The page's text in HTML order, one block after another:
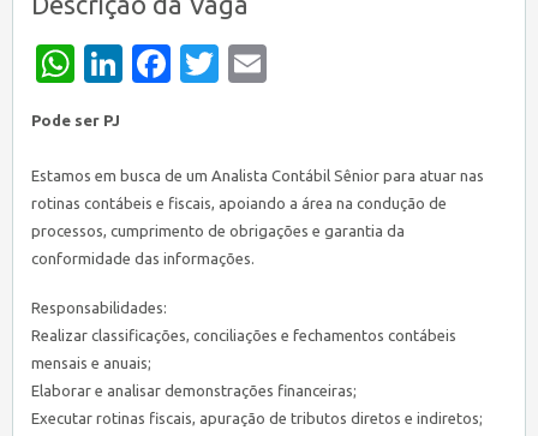
WhatsApp
LinkedIn
Facebook
Twitter
Pode ser PJ
Estamos em busca de um Analista Contábil Sênior para atuar nas
rotinas contábeis e fiscais, apoiando a área na condução de
processos, cumprimento de obrigações e garantia da
conformidade das informações.
Responsabilidades:
Realizar classificações, conciliações e fechamentos contábeis
mensais e anuais;
Elaborar e analisar demonstrações financeiras;
Executar rotinas fiscais, apuração de tributos diretos e indiretos;